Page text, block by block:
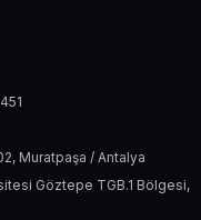
Muratpaşa / Antalya
Göztepe TGB.1 Bölgesi,